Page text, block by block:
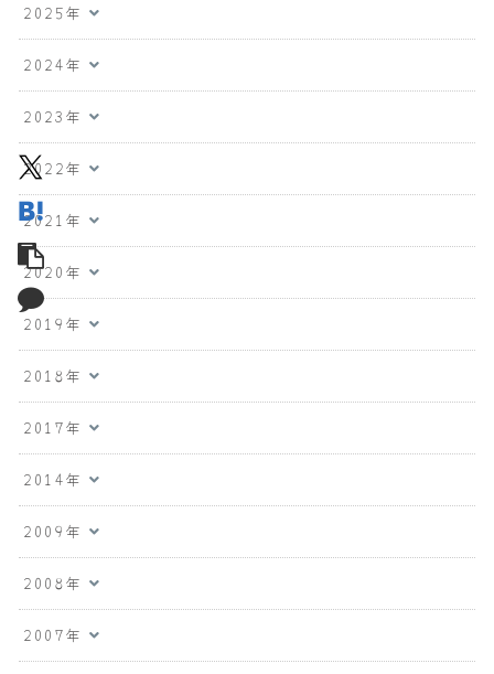
2025年
2024年
2023年
2022年
2021年
2020年
2019年
2018年
2017年
2014年
2009年
2008年
2007年